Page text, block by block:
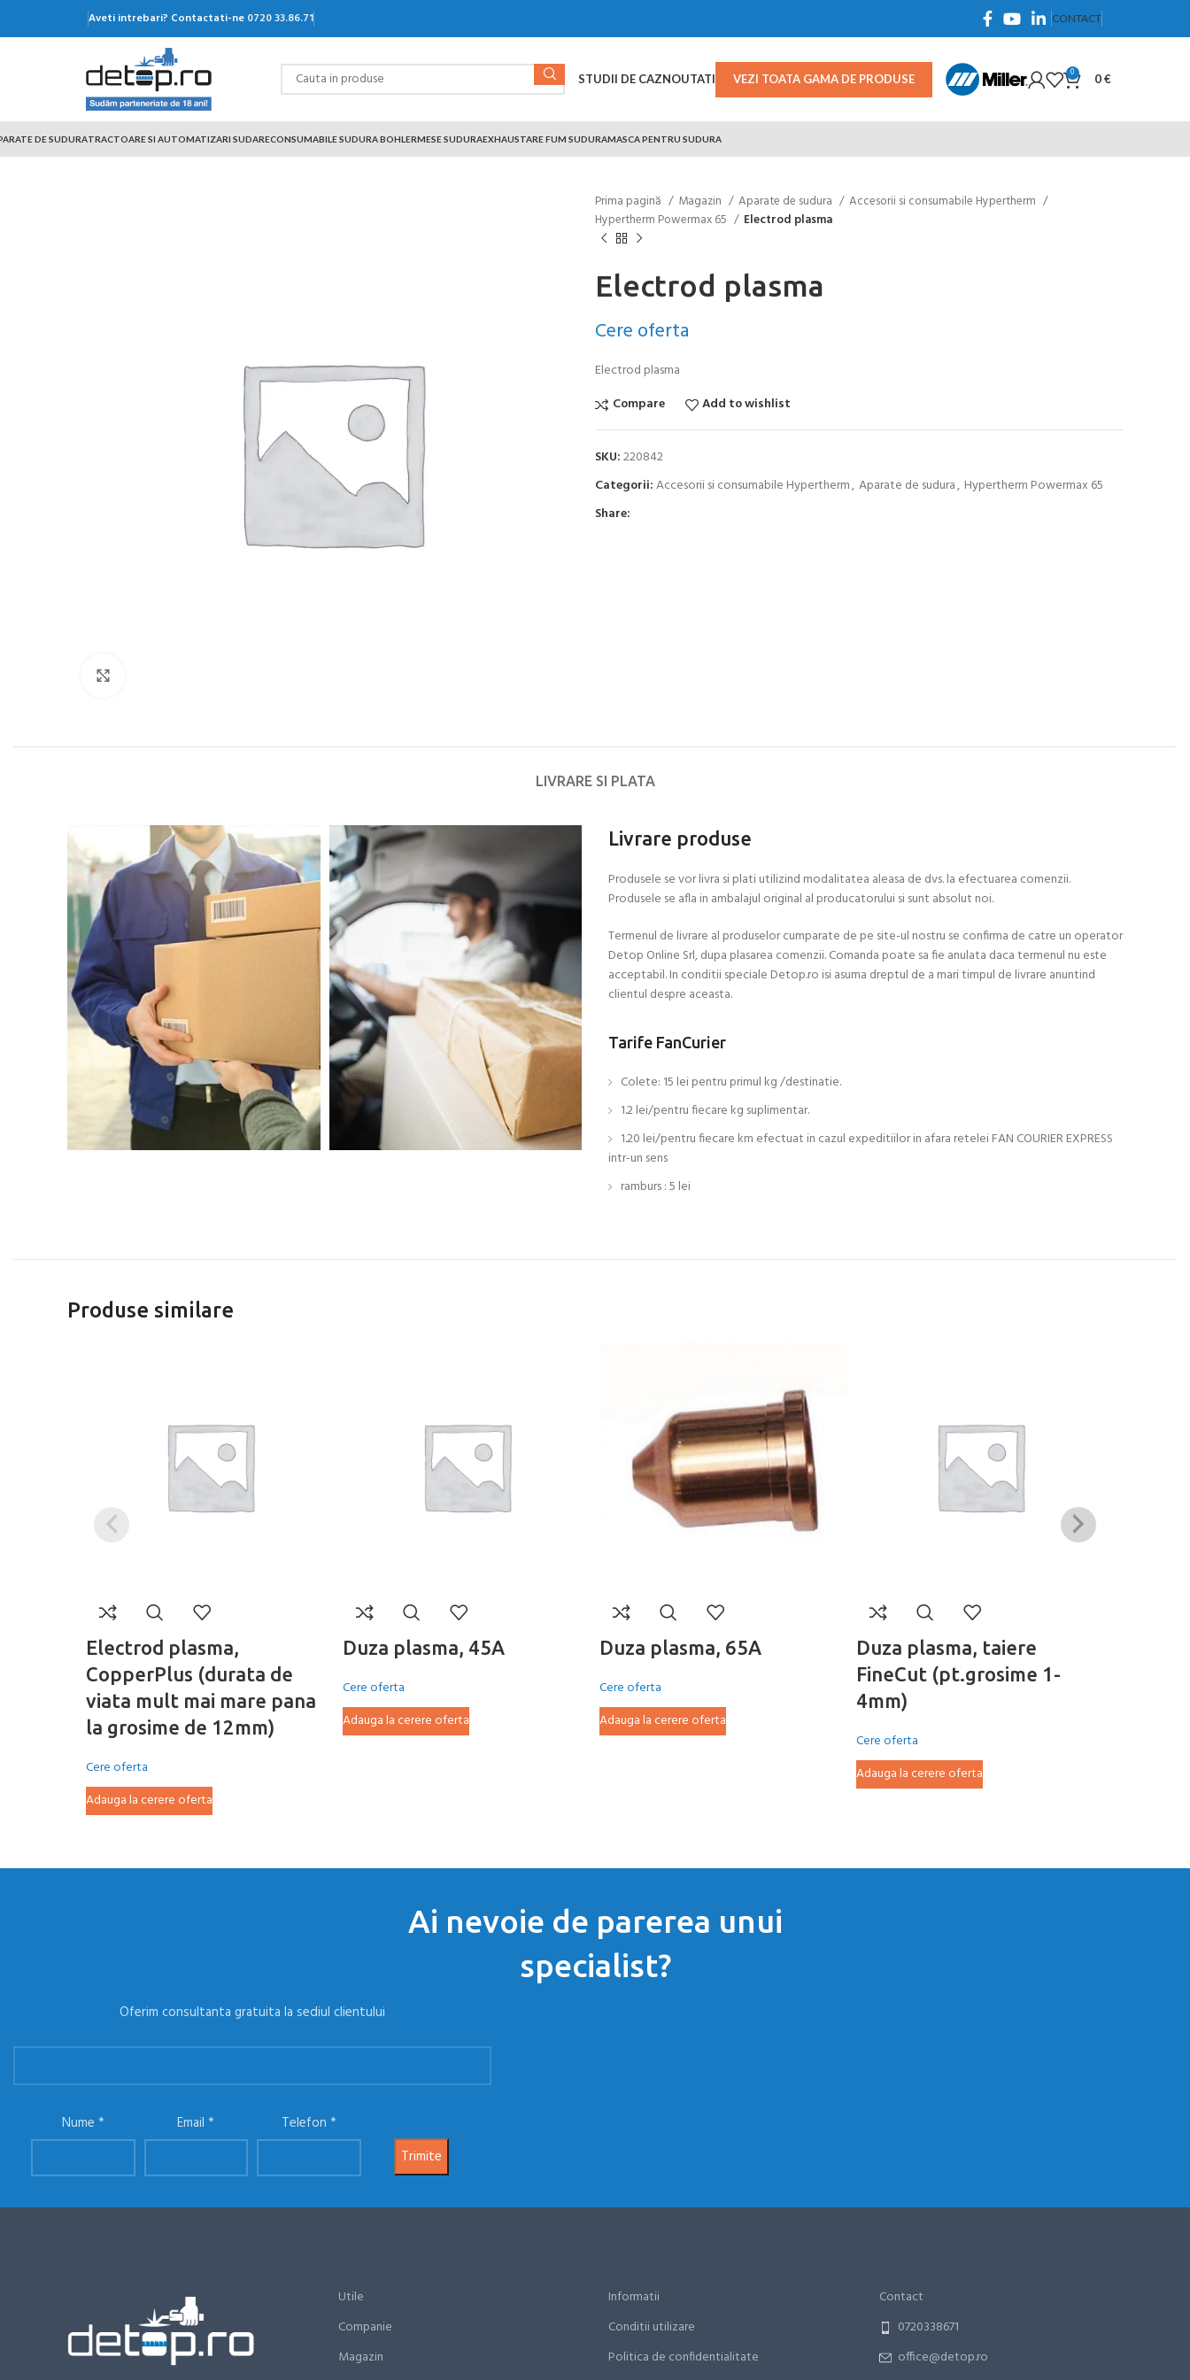
Aveti intrebari? Contactati-ne 0720 33.86.71 CONTACT
STUDII DE CAZNOUTATI VEZI TOATA GAMA DE PRODUSE 0 0 €
DE SUDURATRACTOARE SI AUTOMATIZARI SUDARECONSUMABILE SUDURA BOHLERMESE SUDURAEXHAUSTARE FUM SUDURAMASCA PENTRU SUDURA
Prima pagină Magazin Aparate de sudura
Accesorii si consumabile Hypertherm
Hypertherm Powermax 65
Electrod plasma
Electrod plasma
Cere oferta
Electrod plasma
Compare
Add to wishlist
SKU:220842
Categorii:Accesorii si consumabile Hypertherm, Aparate de sudura, Hypertherm Powermax 65
Share:
LIVRARE SI PLATA
Livrare produse
Produsele se vor livra si plati utilizind modalitatea aleasa de dvs. la efectuarea comenzii.
Produsele se afla in ambalajul original al producatorului si sunt absolut noi.
Termenul de livrare al produselor cumparate de pe site-ul nostru se confirma de catre un operator
Detop Online Srl, dupa plasarea comenzii. Comanda poate sa fie anulata daca termenul nu este
acceptabil. In conditii speciale Detop.ro isi asuma dreptul de a mari timpul de livrare anuntind
clientul despre aceasta.
Tarife FanCurier
Colete: 15 lei pentru primul kg /destinatie.
1.2 lei/pentru fiecare kg suplimentar.
1.20 lei/pentru fiecare km efectuat in cazul expeditiilor in afara retelei FAN COURIER EXPRESS
intr-un sens
ramburs : 5 lei
Produse similare
Electrod plasma,
CopperPlus (durata de
viata mult mai mare pana
la grosime de 12mm)
Cere oferta
Adauga la cerere oferta
Duza plasma, 45A
Cere oferta
Adauga la cerere oferta
Duza plasma, 65A
Cere oferta
Adauga la cerere oferta
Duza plasma, taiere
FineCut (pt.grosime 1-
4mm)
Cere oferta
Adauga la cerere oferta
Ai nevoie de parerea unui
specialist?
Oferim consultanta gratuita la sediul clientului
Nume Email Telefon
Utile
Companie
Magazin
Informatii
Conditii utilizare
Politica de confidentialitate
Contact
0720338671
office@detop.ro